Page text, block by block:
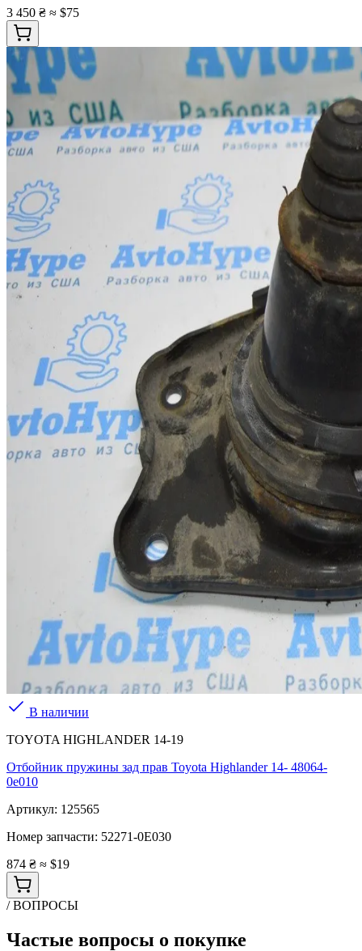
3 450 ₴ ≈ $75
В наличии
TOYOTA HIGHLANDER 14-19
Отбойник пружины зад прав Toyota Highlander 14- 48064-
0e010
Артикул: 125565
Номер запчасти: 52271-0E030
874 ₴ ≈ $19
/ ВОПРОСЫ
Частые вопросы о покупке